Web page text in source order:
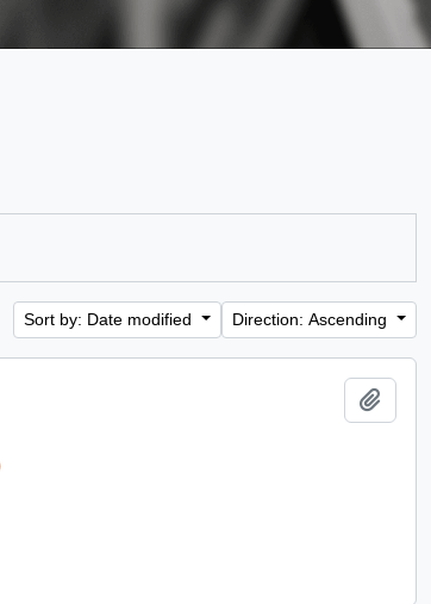
Sort by: Date modified Direction: Ascending